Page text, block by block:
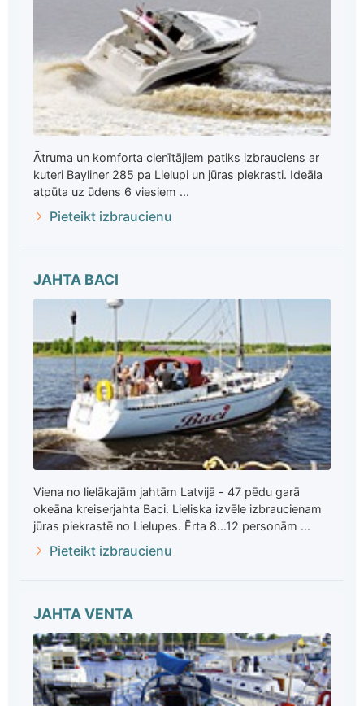
Ātruma un komforta cienītājiem patiks izbrauciens ar
kuteri Bayliner 285 pa Lielupi un jūras piekrasti. Ideāla
atpūta uz ūdens 6 viesiem ...
Pieteikt izbraucienu
JAHTA BACI
Viena no lielākajām jahtām Latvijā - 47 pēdu garā
okeāna kreiserjahta Baci. Lieliska izvēle izbraucienam
jūras piekrastē no Lielupes. Ērta 8...12 personām ...
Pieteikt izbraucienu
JAHTA VENTA